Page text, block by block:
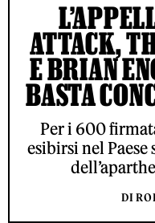
ATTACK,
E BRIAN
BASTA
Per i 600
esibirsi nel
DI